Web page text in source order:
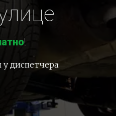
!
диспетчера: